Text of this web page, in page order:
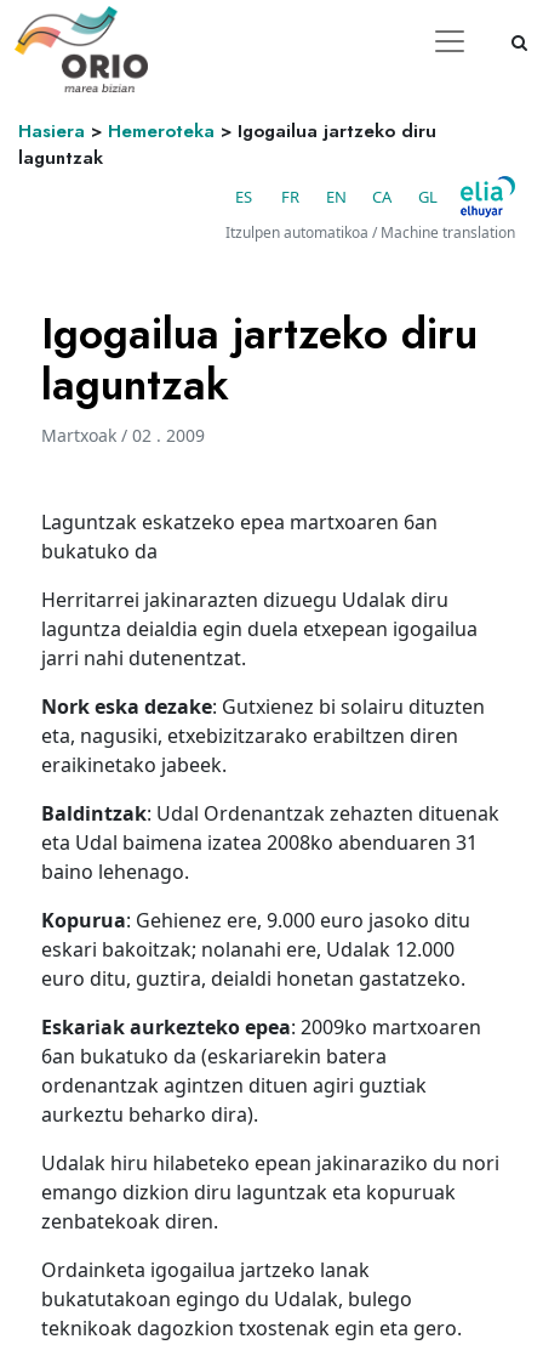
Hasiera > Hemeroteka > Igogailua jartzeko diru
laguntzak
ES FR EN CA GL
Itzulpen automatikoa / Machine translation
Igogailua jartzeko diru
laguntzak
Martxoak / 02 . 2009
Laguntzak eskatzeko epea martxoaren 6an
bukatuko da
Herritarrei jakinarazten dizuegu Udalak diru
laguntza deialdia egin duela etxepean igogailua
jarri nahi dutenentzat.
Nork eska dezake: Gutxienez bi solairu dituzten
eta, nagusiki, etxebizitzarako erabiltzen diren
eraikinetako jabeek.
Baldintzak: Udal Ordenantzak zehazten dituenak
eta Udal baimena izatea 2008ko abenduaren 31
baino lehenago.
Kopurua: Gehienez ere, 9.000 euro jasoko ditu
eskari bakoitzak; nolanahi ere, Udalak 12.000
euro ditu, guztira, deialdi honetan gastatzeko.
Eskariak aurkezteko epea: 2009ko martxoaren
6an bukatuko da (eskariarekin batera
ordenantzak agintzen dituen agiri guztiak
aurkeztu beharko dira).
Udalak hiru hilabeteko epean jakinaraziko du nori
emango dizkion diru laguntzak eta kopuruak
zenbatekoak diren.
Ordainketa igogailua jartzeko lanak
bukatutakoan egingo du Udalak, bulego
teknikoak dagozkion txostenak egin eta gero.